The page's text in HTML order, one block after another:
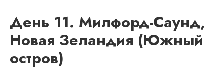
День 11. Милфорд-Саунд,
Новая Зеландия (Южный
остров)